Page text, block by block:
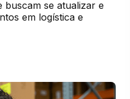
buscam se atualizar e
em logística e